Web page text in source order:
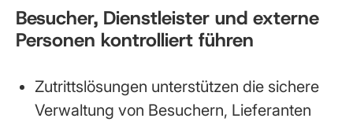
Besucher, Dienstleister und externe
Personen kontrolliert führen
Zutrittslösungen unterstützen die sichere
Verwaltung von Besuchern, Lieferanten